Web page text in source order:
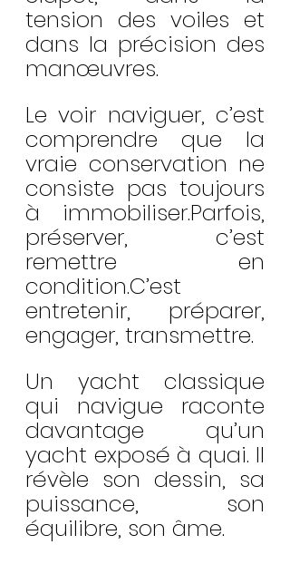
tension des voiles et
dans la précision des
manœuvres.
Le voir naviguer, c’est
comprendre que la
vraie conservation ne
consiste pas toujours
à immobiliser.Parfois,
préserver, c’est
remettre en
condition.C’est
entretenir, préparer,
engager, transmettre.
Un yacht classique
qui navigue raconte
davantage qu’un
yacht exposé à quai. Il
révèle son dessin, sa
puissance, son
équilibre, son âme.